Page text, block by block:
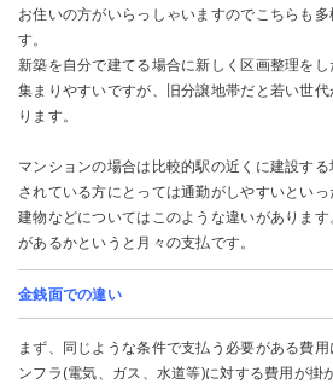
お住いの方がいらっしゃいますのでこちらも
す。
新築を自分で建てる場合に新しく区画整理を
集まりやすいですが、旧分譲地帯だと若い世
ります。
マンションの場合は比較的駅の近くに建設す
されている方にとっては通勤がしやすいといっ
建物などについてはこのような違いがありま
があるかというと月々の支払です。
金銭面での違い
まず、同じような条件で支払う必要がある費用
ンフラ(電気、ガス、水道等)に対する費用が掛